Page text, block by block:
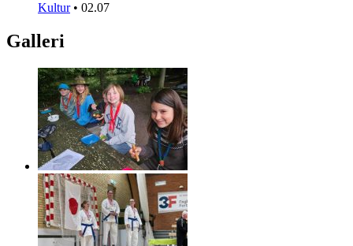
Kultur • 02.07
Galleri